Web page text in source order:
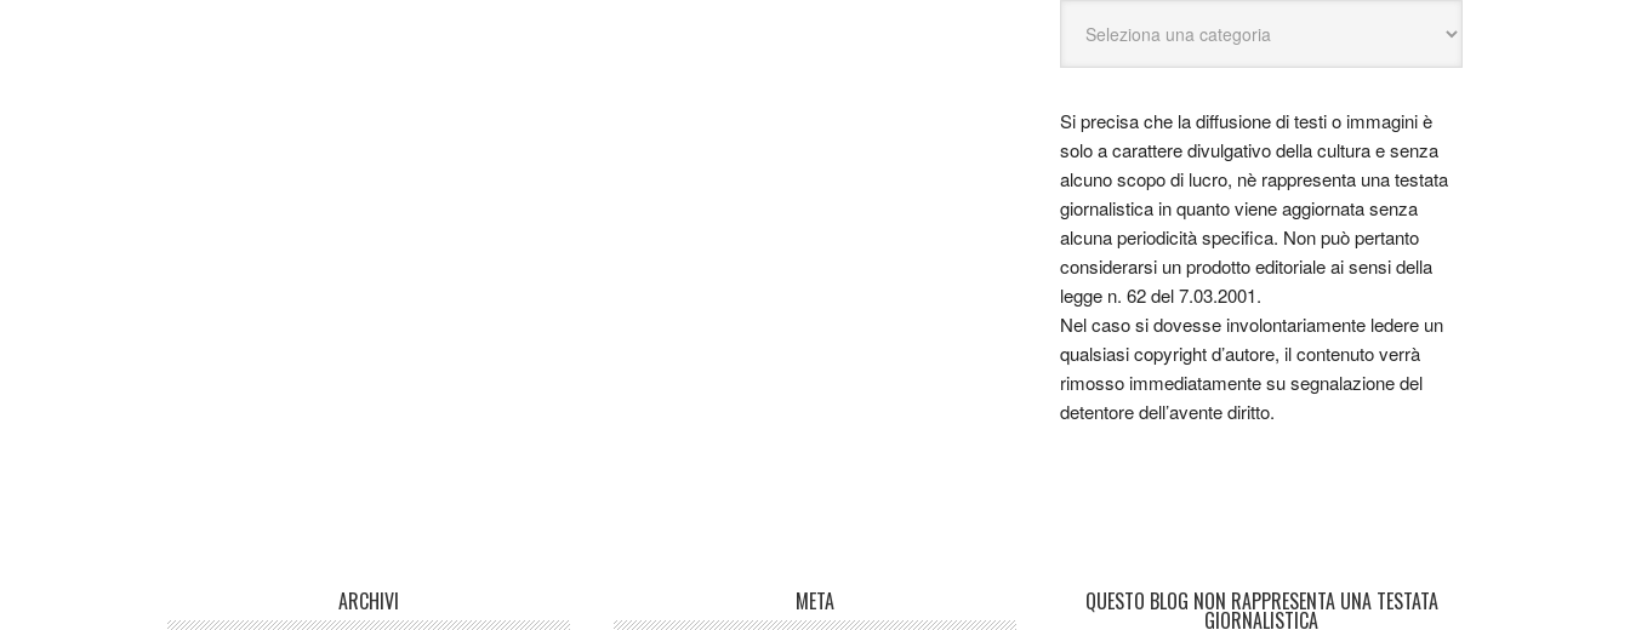
Si precisa che la diffusione di testi o immagini è
solo a carattere divulgativo della cultura e senza
alcuno scopo di lucro, nè rappresenta una testata
giornalistica in quanto viene aggiornata senza
alcuna periodicità specifica. Non può pertanto
considerarsi un prodotto editoriale ai sensi della
legge n. 62 del 7.03.2001.
Nel caso si dovesse involontariamente ledere un
qualsiasi copyright d’autore, il contenuto verrà
rimosso immediatamente su segnalazione del
detentore dell’avente diritto.
ARCHIVI META QUESTO BLOG NON RAPPRESENTA UNA TESTATA
GIORNALISTICA